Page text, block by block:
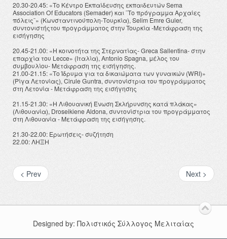
20.30-20.45: «Το Κέντρο Εκπαίδευσης εκπαιδευτών Sema
Association Of Educators (Semader) και ¨Το πρόγραμμα Αρχαίες
πόλεις¨» (Κωνσταντινούπολη-Τουρκία), Selim Emre Guler,
συντονιστήςτου προγράμματος στην Toυρκία -Μετάφραση της
εισήγησης
20.45-21.00: «Η κοινοτήτα της Στερνατίας- Greca Sallentina- στην
επαρχία του Lecce» (Ιταλία), Antonio Spagna, μέλος του
συμβουλίου- Μετάφραση της εισήγησης.
21.00-21.15: «Το Ίδρυμα για τα δικαιώματα των γυναικών (WRI)»
(Ρίγα Λετονίας), Cirule Guntra, συντονίστρια του προγράμματος
στη Λετονία - Μετάφραση της εισήγησης
21.15-21.30: «Η Λιθουανική Ένωση Σκλήρυνσης κατά πλάκας»
(Λιθουανία), Droseikiene Aldona, συντονίστρια του προγράμματος
στη Λιθουανία - Μετάφραση της εισήγησης.
21.30-22.00: Ερωτήσεις- συζήτηση
22.00: ΛΗΞΗ
< Prev Next >
Designed by: Πολιστικός Σύλλογος Μελιταίας